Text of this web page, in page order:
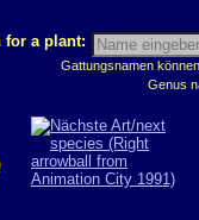
for a plant:
Gattungsnamen
Genus